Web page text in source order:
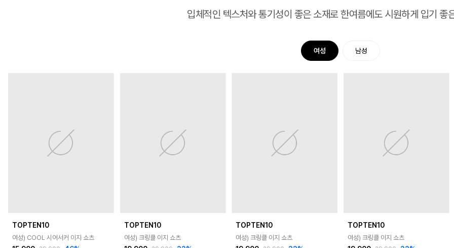
입체적인 텍스처와 통기성이 좋은 소재로 한여름에도 시원하게 입기 좋
여성 남성
TOPTEN10
여성) COOL 시어서커 이지 쇼츠
TOPTEN10
여성) 크링클 이지 쇼츠
TOPTEN10
여성) 크링클 이지 쇼츠
TOPTEN10
여성) 크링클 이지 쇼츠